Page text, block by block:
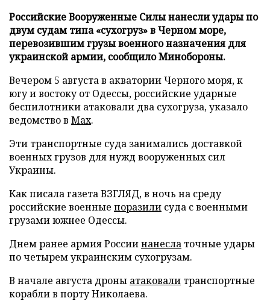
Российские Вооруженные Силы нанесли удары по
двум судам типа «сухогруз» в Черном море,
перевозившим грузы военного назначения для
украинской армии, сообщило Минобороны.
Вечером 5 августа в акватории Черного моря, к
югу и востоку от Одессы, российские ударные
беспилотники атаковали два сухогруза, указало
ведомство в Max.
Эти транспортные суда занимались доставкой
военных грузов для нужд вооруженных сил
Украины.
Как писала газета ВЗГЛЯД, в ночь на среду
российские военные поразили суда с военными
грузами южнее Одессы.
Днем ранее армия Россиинанесла точные удары
по четырем украинским сухогрузам.
В начале августа дроны атаковали транспортные
корабли в порту Николаева.